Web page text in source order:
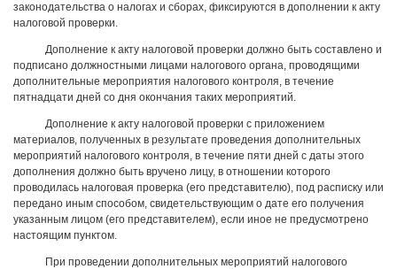
законодательства о налогах и сборах, фиксируются в дополнении к акту
налоговой проверки.
Дополнение к акту налоговой проверки должно быть составлено и
подписано должностными лицами налогового органа, проводящими
дополнительные мероприятия налогового контроля, в течение
пятнадцати дней со дня окончания таких мероприятий.
Дополнение к акту налоговой проверки с приложением
материалов, полученных в результате проведения дополнительных
мероприятий налогового контроля, в течение пяти дней с даты этого
дополнения должно быть вручено лицу, в отношении которого
проводилась налоговая проверка (его представителю), под расписку или
передано иным способом, свидетельствующим о дате его получения
указанным лицом (его представителем), если иное не предусмотрено
настоящим пунктом.
При проведении дополнительных мероприятий налогового